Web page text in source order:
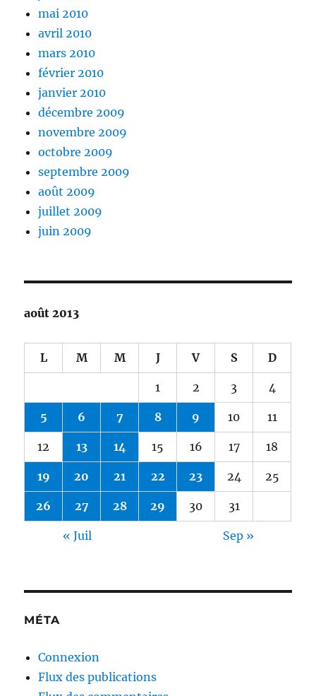
mai 2010
avril 2010
mars 2010
février 2010
janvier 2010
décembre 2009
novembre 2009
octobre 2009
septembre 2009
août 2009
juillet 2009
juin 2009
août 2013
L M M J V S D
1 2 3 4
5 6 7 8 9 10 11
12 13 14 15 16 17 18
19 20 21 22 23 24 25
26 27 28 29 30 31
« Juil Sep »
MÉTA
Connexion
Flux des publications